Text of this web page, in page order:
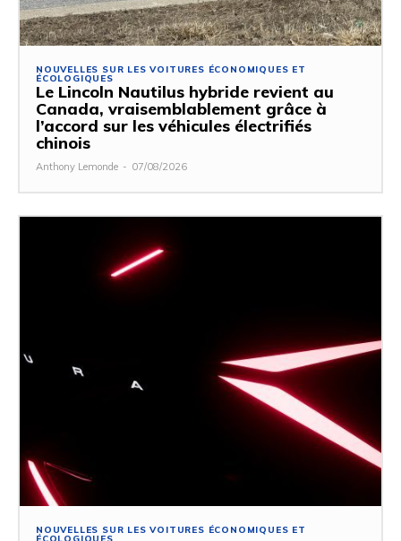
NOUVELLES SUR LES VOITURES ÉCONOMIQUES ET
ÉCOLOGIQUES
Le Lincoln Nautilus hybride revient au
Canada, vraisemblablement grâce à
l’accord sur les véhicules électrifiés
chinois
Anthony Lemonde - 07/08/2026
NOUVELLES SUR LES VOITURES ÉCONOMIQUES ET